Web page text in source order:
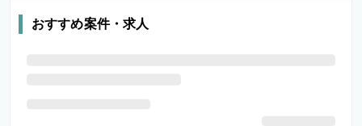
おすすめ案件・求人